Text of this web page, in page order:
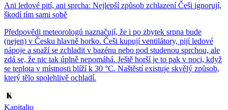
Ani ledové pití, ani sprcha: Nejlepší způsob zchlazení Češi ignorují,
škodí tím sami sobě
Předpovědi meteorologů naznačují, že i po zbytek srpna bude
(nejen) v Česku hlavně horko. Češi kupují ventilátory, pijí ledové
nápoje a snaží se zchladit v bazénu nebo pod studenou sprchou, ale
zdá se, že nic tak úplně nepomáhá. Ještě horší je to pak v noci, když
se teplota v místnosti blíží k 30 °C. Naštěstí existuje skvělý způsob,
který tělo spolehlivě ochladí.
Kapitalio